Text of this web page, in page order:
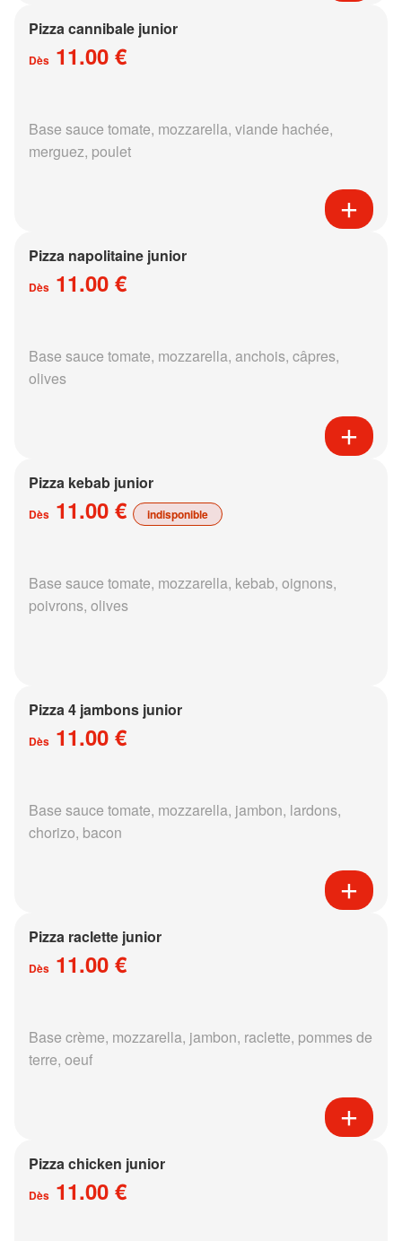
Pizza cannibale junior
Dès 11.00 €
Base sauce tomate, mozzarella, viande hachée,
merguez, poulet
Pizza napolitaine junior
Dès 11.00 €
Base sauce tomate, mozzarella, anchois, câpres,
olives
Pizza kebab junior
Dès 11.00 € indisponible
Base sauce tomate, mozzarella, kebab, oignons,
poivrons, olives
Pizza 4 jambons junior
Dès 11.00 €
Base sauce tomate, mozzarella, jambon, lardons,
chorizo, bacon
Pizza raclette junior
Dès 11.00 €
Base crème, mozzarella, jambon, raclette, pommes de
terre, oeuf
Pizza chicken junior
Dès 11.00 €